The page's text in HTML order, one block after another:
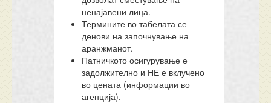
ненајавени лица.
Термините во табелата се
денови на започнување на
аранжманот.
Патничкото осигурување е
задолжително и НЕ е вклучено
во цената (информации во
агенција).